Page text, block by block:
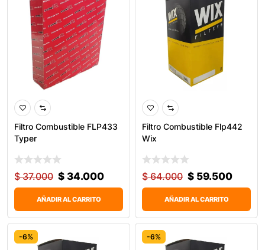
Filtro Combustible FLP433
Typer
$37.000 $ 34.000
AÑADIR AL CARRITO
Filtro Combustible Flp442
Wix
$64.000 $ 59.500
AÑADIR AL CARRITO
-6% -6%